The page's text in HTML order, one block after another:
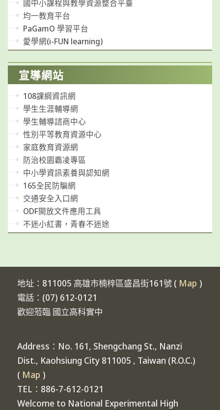
國中小課程與教學資源整合平臺
均一教育平台
PaGamO 學習平台
愛學網(i-FUN learning)
宣導網站
108課綱資訊網
學生生涯輔導網
學生輔導諮商中心
性別平等教育資源中心
家庭教育資源網
防治校園霸凌專區
中小學資訊素養與認知網
165全民防騙網
交通安全入口網
ODF開放文件應用工具
不迷小紅書，青春不迷途
地址：811005 高雄市楠梓區盛昌街161號 ( Map )
電話：(07) 612-0121
歡迎蒞臨 國立高科實中
Address：No. 161, Shengchang St., Nanzi
Dist., Kaohsiung City 811005 , Taiwan (R.O.C.)
( Map )
TEL：886-7-612-0121
Welcome to National Experimental High